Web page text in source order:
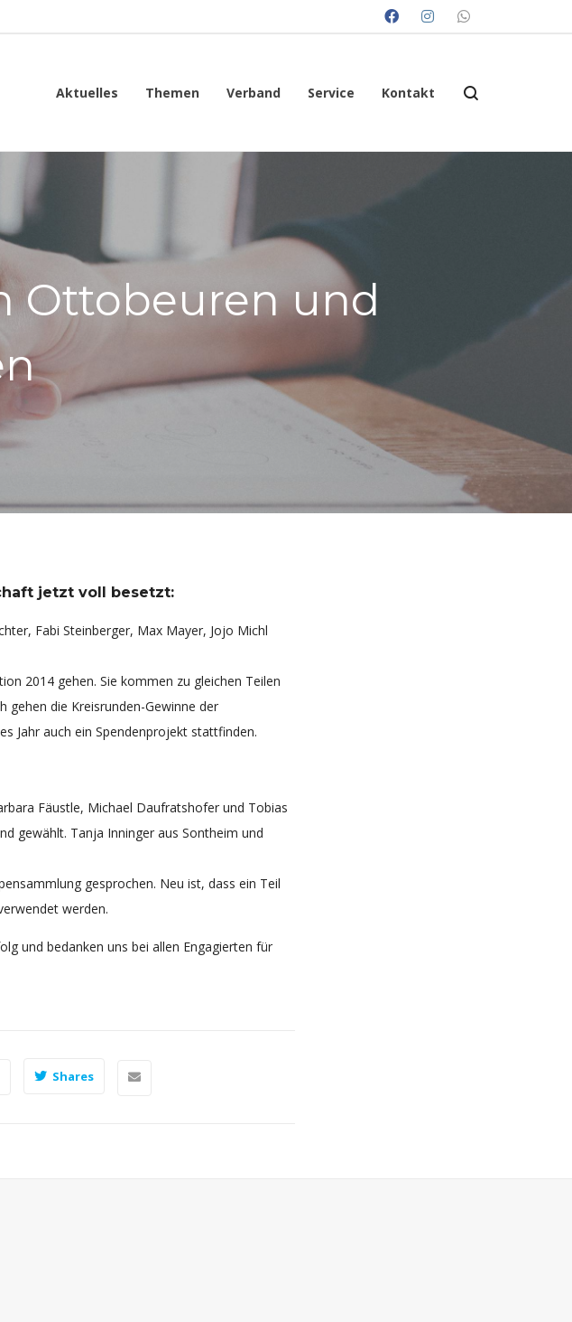
Aktuelles Themen Verband Service Kontakt
Ottobeuren und
jetzt voll besetzt:
Fabi Steinberger, Max Mayer, Jojo Michl
2014 gehen. Sie kommen zu gleichen Teilen
gehen die Kreisrunden-Gewinne der
Jahr auch ein Spendenprojekt stattfinden.
Fäustle, Michael Daufratshofer und Tobias
gewählt. Tanja Inninger aus Sontheim und
gesprochen. Neu ist, dass ein Teil
werden.
und bedanken uns bei allen Engagierten für
Shares